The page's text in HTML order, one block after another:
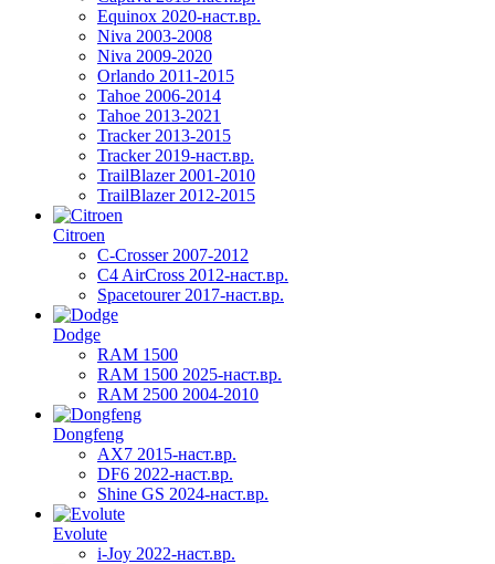
Equinox 2020-наст.вр.
Niva 2003-2008
Niva 2009-2020
Orlando 2011-2015
Tahoe 2006-2014
Tahoe 2013-2021
Tracker 2013-2015
Tracker 2019-наст.вр.
TrailBlazer 2001-2010
TrailBlazer 2012-2015
Citroen
C-Crosser 2007-2012
C4 AirCross 2012-наст.вр.
Spacetourer 2017-наст.вр.
Dodge
RAM 1500
RAM 1500 2025-наст.вр.
RAM 2500 2004-2010
Dongfeng
AX7 2015-наст.вр.
DF6 2022-наст.вр.
Shine GS 2024-наст.вр.
Evolute
i-Joy 2022-наст.вр.